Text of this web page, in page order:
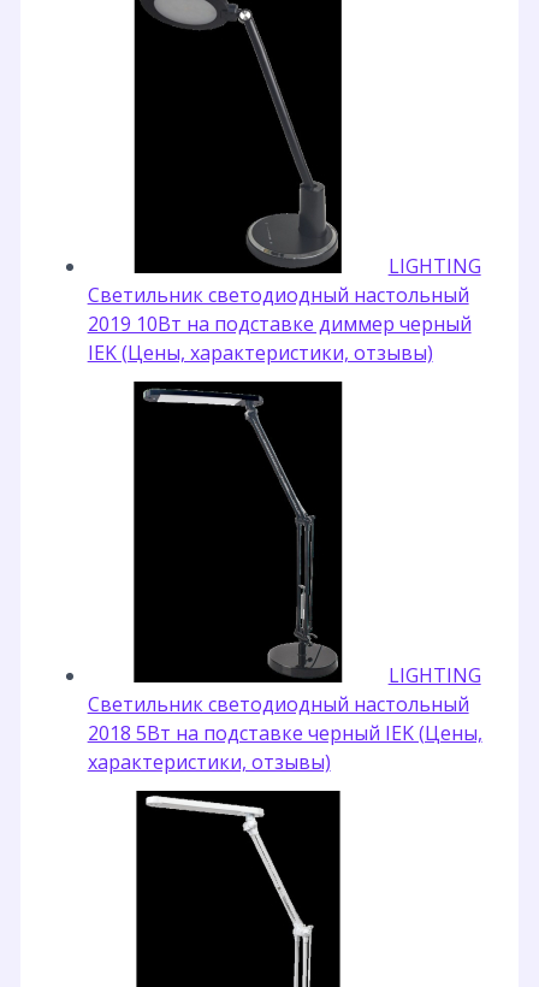
LIGHTING
Светильник светодиодный настольный
2019 10Вт на подставке диммер черный
IEK (Цены, характеристики, отзывы)
LIGHTING
Светильник светодиодный настольный
2018 5Вт на подставке черный IEK (Цены,
характеристики, отзывы)